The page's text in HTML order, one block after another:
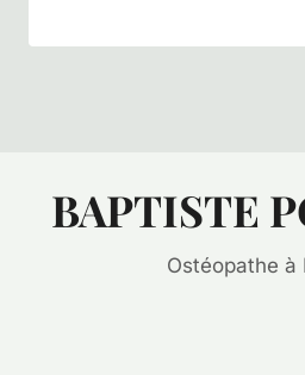
BAPTISTE
Ostéopathe à